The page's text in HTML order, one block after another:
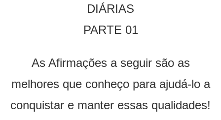
DIÁRIAS
PARTE 01
As Afirmações a seguir são as
melhores que conheço para ajudá-lo a
conquistar e manter essas qualidades!